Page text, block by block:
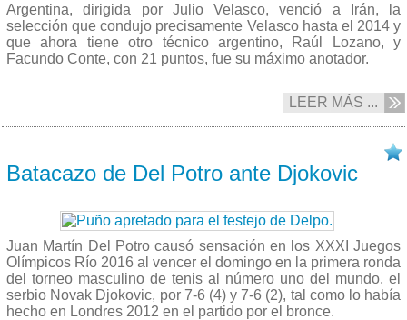
Argentina, dirigida por Julio Velasco, venció a Irán, la
selección que condujo precisamente Velasco hasta el 2014 y
que ahora tiene otro técnico argentino, Raúl Lozano, y
Facundo Conte, con 21 puntos, fue su máximo anotador.
LEER MÁS ...
Batacazo de Del Potro ante Djokovic
Juan Martín Del Potro causó sensación en los XXXI Juegos
Olímpicos Río 2016 al vencer el domingo en la primera ronda
del torneo masculino de tenis al número uno del mundo, el
serbio Novak Djokovic, por 7-6 (4) y 7-6 (2), tal como lo había
hecho en Londres 2012 en el partido por el bronce.